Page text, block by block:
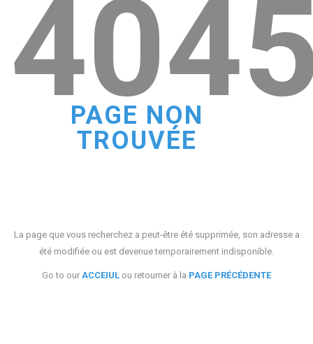
PAGE NON
TROUVÉE
La page que vous recherchez a peut-être été supprimée, son adresse a
été modifiée ou est devenue temporairement indisponible.
Go to our ACCEIUL ou retourner à la PAGE PRÉCÉDENTE